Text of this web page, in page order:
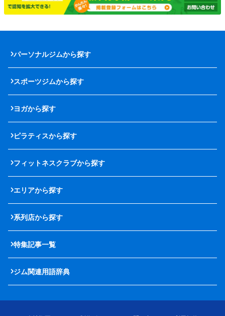
パーソナルジムから探す
スポーツジムから探す
ヨガから探す
ピラティスから探す
フィットネスクラブから探す
エリアから探す
系列店から探す
特集記事一覧
ジム関連用語辞典